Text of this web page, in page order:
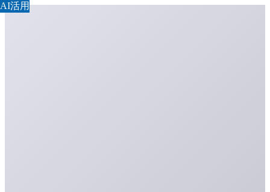
AI活用
AI活用
AI活用
AI活用
AI活用
AI活用
AI活用
AI活用
AI活用